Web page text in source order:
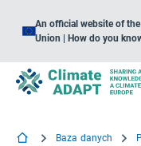
An official website of the
Union | How do you
Baza danych